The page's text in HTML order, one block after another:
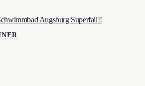
Augsburg Superfail!!